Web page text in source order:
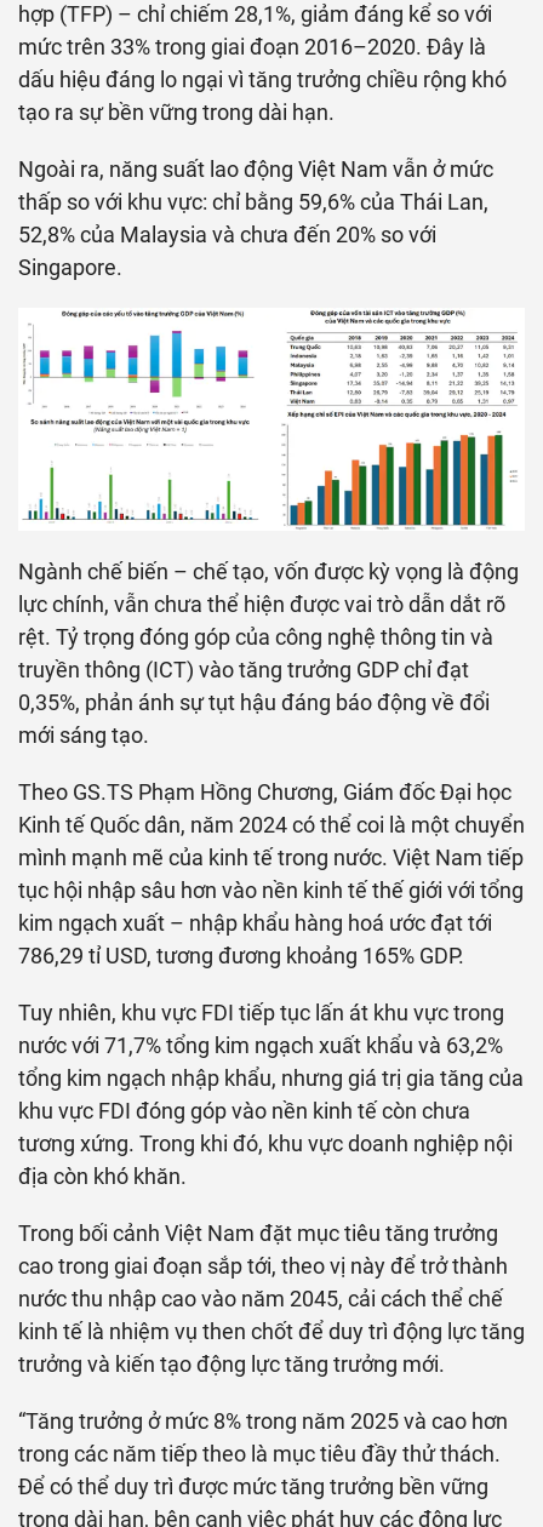
hợp (TFP) – chỉ chiếm 28,1%, giảm đáng kể so với
mức trên 33% trong giai đoạn 2016–2020. Đây là
dấu hiệu đáng lo ngại vì tăng trưởng chiều rộng khó
tạo ra sự bền vững trong dài hạn.
Ngoài ra, năng suất lao động Việt Nam vẫn ở mức
thấp so với khu vực: chỉ bằng 59,6% của Thái Lan,
52,8% của Malaysia và chưa đến 20% so với
Singapore.
Ngành chế biến – chế tạo, vốn được kỳ vọng là động
lực chính, vẫn chưa thể hiện được vai trò dẫn dắt rõ
rệt. Tỷ trọng đóng góp của công nghệ thông tin và
truyền thông (ICT) vào tăng trưởng GDP chỉ đạt
0,35%, phản ánh sự tụt hậu đáng báo động về đổi
mới sáng tạo.
Theo GS.TS Phạm Hồng Chương, Giám đốc Đại học
Kinh tế Quốc dân, năm 2024 có thể coi là một chuyển
mình mạnh mẽ của kinh tế trong nước. Việt Nam tiếp
tục hội nhập sâu hơn vào nền kinh tế thế giới với tổng
kim ngạch xuất – nhập khẩu hàng hoá ước đạt tới
786,29 tỉ USD, tương đương khoảng 165% GDP.
Tuy nhiên, khu vực FDI tiếp tục lấn át khu vực trong
nước với 71,7% tổng kim ngạch xuất khẩu và 63,2%
tổng kim ngạch nhập khẩu, nhưng giá trị gia tăng của
khu vực FDI đóng góp vào nền kinh tế còn chưa
tương xứng. Trong khi đó, khu vực doanh nghiệp nội
địa còn khó khăn.
Trong bối cảnh Việt Nam đặt mục tiêu tăng trưởng
cao trong giai đoạn sắp tới, theo vị này để trở thành
nước thu nhập cao vào năm 2045, cải cách thể chế
kinh tế là nhiệm vụ then chốt để duy trì động lực tăng
trưởng và kiến tạo động lực tăng trưởng mới.
“Tăng trưởng ở mức 8% trong năm 2025 và cao hơn
trong các năm tiếp theo là mục tiêu đầy thử thách.
Để có thể duy trì được mức tăng trưởng bền vững
trong dài hạn, bên cạnh việc phát huy các động lực